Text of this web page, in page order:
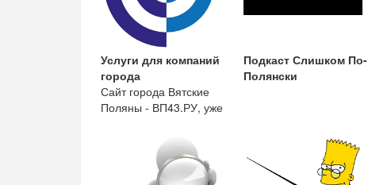
Услуги для компаний
города
Сайт города Вятские
Поляны - ВП43.РУ, уже
предпринимателям
размещать информа
Подкаст Слишком По-
Полянски